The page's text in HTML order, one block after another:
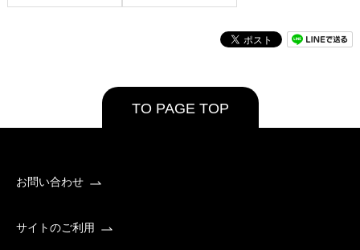
TO PAGE TOP
お問い合わせ
サイトのご利用